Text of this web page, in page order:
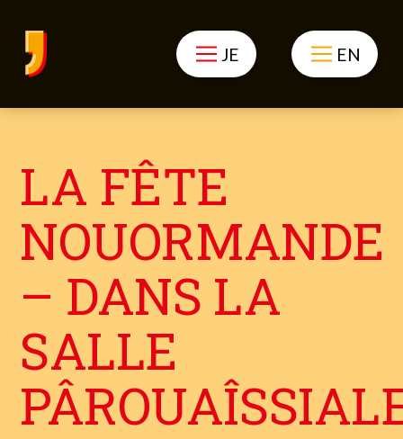
JE EN
LA FÊTE
NOUORMANDE
– DANS LA
SALLE